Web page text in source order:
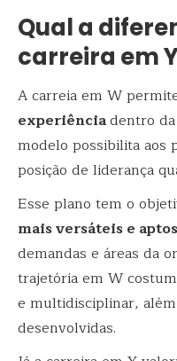
Qual a
carreira em
A carreia em W
experiênciadentro
modelo possibilita aos
posição de liderança
Esse plano tem o
mais versáteis e aptos
demandas e áreas da
trajetória em W
e multidisciplinar,
desenvolvidas.